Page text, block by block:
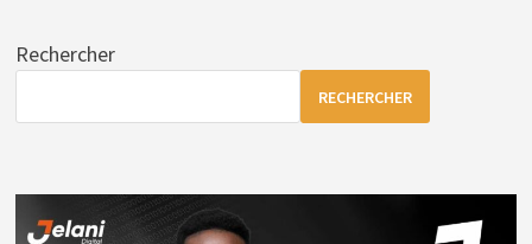
Rechercher
RECHERCHER